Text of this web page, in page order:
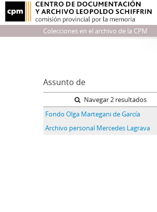
Colecciones en el archivo de la CPM
Assunto de
Navegar 2 resultados
Fondo Olga Martegani de García
Archivo personal Mercedes Lagrava